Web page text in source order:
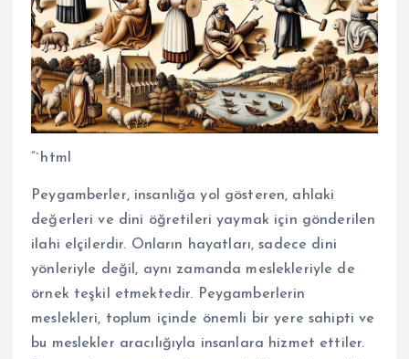
“`html
Peygamberler, insanlığa yol gösteren, ahlaki
değerleri ve dini öğretileri yaymak için gönderilen
ilahi elçilerdir. Onların hayatları, sadece dini
yönleriyle değil, aynı zamanda meslekleriyle de
örnek teşkil etmektedir. Peygamberlerin
meslekleri, toplum içinde önemli bir yere sahipti ve
bu meslekler aracılığıyla insanlara hizmet ettiler.